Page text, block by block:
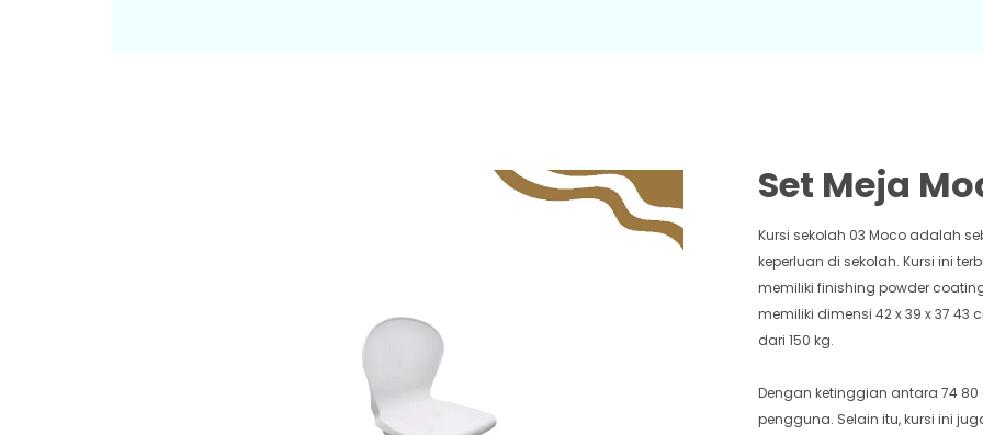
Set Meja
Kursi sekolah 03 Moco adalah
keperluan di sekolah. Kursi ini
memiliki finishing powder
memiliki dimensi 42 x 39 x 37
dari 150 kg.
Dengan ketinggian antara 74
pengguna. Selain itu, kursi ini